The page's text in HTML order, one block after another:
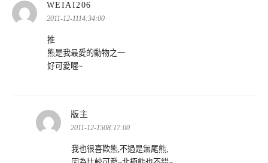
WEIAI206
示:
2011-12-1114:34:00
推
熊是我最愛的動物之一
好可愛喔~
版主
示:
2011-12-1508:17:00
我也很喜歡熊,不過是無尾熊,